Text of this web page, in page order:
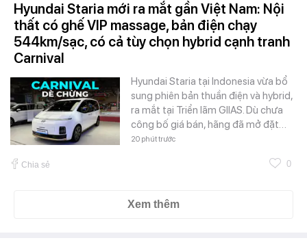
Hyundai Staria mới ra mắt gần Việt Nam: Nội
thất có ghế VIP massage, bản điện chạy
544km/sạc, có cả tùy chọn hybrid cạnh tranh
Carnival
Hyundai Staria tại Indonesia vừa bổ
sung phiên bản thuần điện và hybrid,
ra mắt tại Triển lãm GIIAS. Dù chưa
công bố giá bán, hãng đã mở đặt…
20 phút trước
Chia sẻ 0
Xem thêm